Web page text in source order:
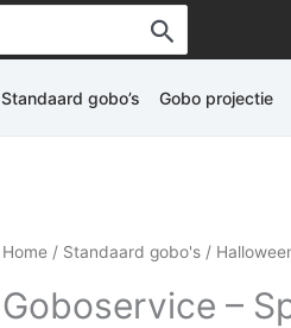
Standaard gobo’s Gobo projectie
Home / Standaard gobo's /
Goboservice –